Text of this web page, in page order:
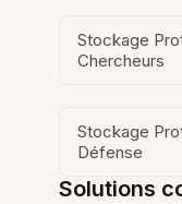
Stockage
Chercheurs
Stockage
Défense
Solutions